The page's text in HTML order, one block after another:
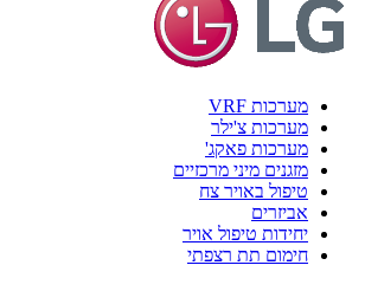
מערכות VRF
מערכות צ'ילר
מערכות פאקג'
מזגנים מיני מרכזיים
טיפול באויר צח
אביזרים
יחידות טיפול אויר
חימום תת רצפתי